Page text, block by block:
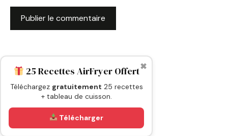
✖
25 Recettes AirFryer Offert
Téléchargez gratuitement 25 recettes
+ tableau de cuisson.
Télécharger